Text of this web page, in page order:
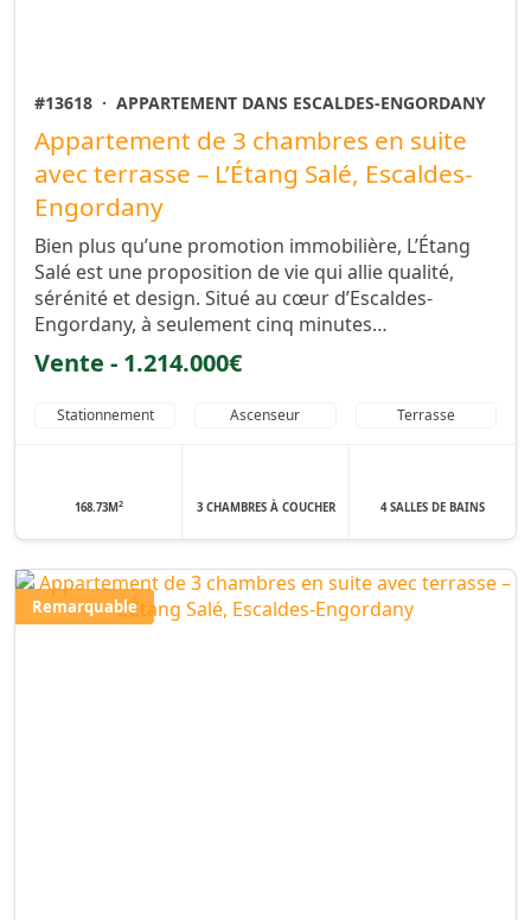
#13618 · APPARTEMENT DANS ESCALDES-ENGORDANY
Appartement de 3 chambres en suite
avec terrasse – L’Étang Salé, Escaldes-
Engordany
Bien plus qu’une promotion immobilière, L’Étang
Salé est une proposition de vie qui allie qualité,
sérénité et design. Situé au cœur d’Escaldes-
Engordany, à seulement cinq minutes…
Vente - 1.214.000€
Stationnement Ascenseur Terrasse
168.73M2 3 CHAMBRES À COUCHER 4 SALLES DE BAINS
Remarquable